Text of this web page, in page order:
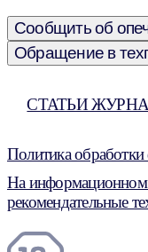
Сообщить об
Обращение в
СТАТЬИ
Политика
На информационном
рекомендательные